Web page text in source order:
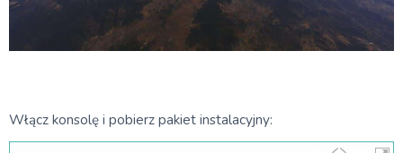
Włącz konsolę i pobierz pakiet instalacyjny: